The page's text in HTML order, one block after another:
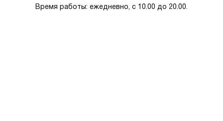
Время работы: ежедневно, с 10.00 до 20.00.